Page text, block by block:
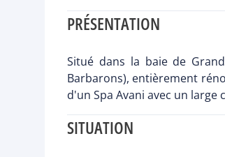
PRÉSENTATION
Situé dans la baie de
Barbarons), entièrement
d'un Spa Avani avec un large
SITUATION